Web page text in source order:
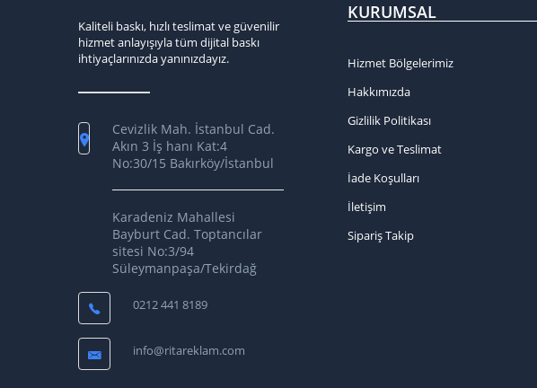
Kaliteli baskı, hızlı teslimat ve güvenilir
hizmet anlayışıyla tüm dijital baskı
ihtiyaçlarınızda yanınızdayız.
Cevizlik Mah. İstanbul Cad.
Akın 3 İş hanı Kat:4
No:30/15 Bakırköy/İstanbul
Karadeniz Mahallesi
Bayburt Cad. Toptancılar
sitesi No:3/94
Süleymanpaşa/Tekirdağ
0212 441 8189
info@ritareklam.com
KURUMSAL
Hizmet Bölgelerimiz
Hakkımızda
Gizlilik Politikası
Kargo ve Teslimat
İade Koşulları
İletişim
Sipariş Takip